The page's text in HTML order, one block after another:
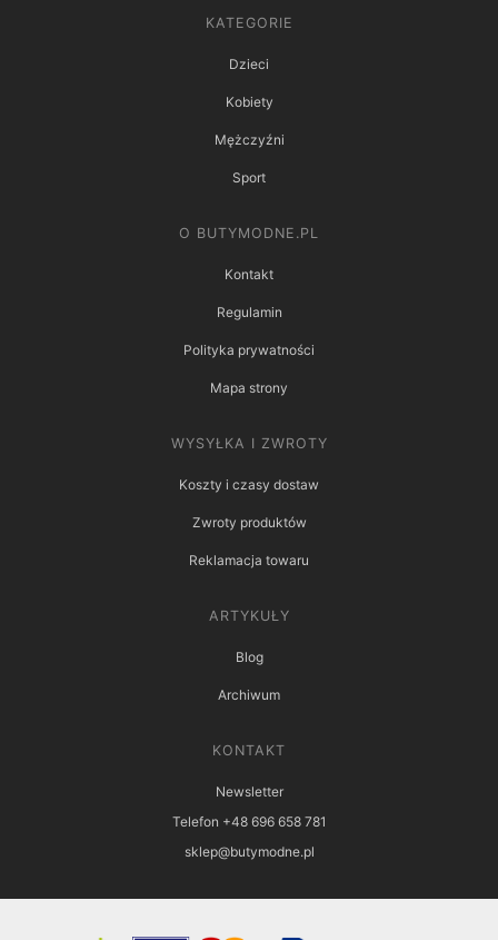
KATEGORIE
Dzieci
Kobiety
Mężczyźni
Sport
O BUTYMODNE.PL
Kontakt
Regulamin
Polityka prywatności
Mapa strony
WYSYŁKA I ZWROTY
Koszty i czasy dostaw
Zwroty produktów
Reklamacja towaru
ARTYKUŁY
Blog
Archiwum
KONTAKT
Newsletter
Telefon +48 696 658 781
sklep@butymodne.pl